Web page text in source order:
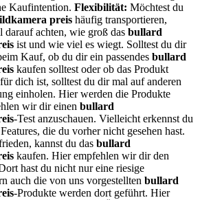
Kaufintention. Flexibilität: Möchtest du
preis häufig transportieren,
darauf achten, wie groß das bullard
ist und wie viel es wiegt. Solltest du dir
Kauf, ob du dir ein passendes bullard
kaufen solltest oder ob das Produkt
dich ist, solltest du dir mal auf anderen
einholen. Hier werden die Produkte
wir dir einen bullard
-Test anzuschauen. Vielleicht erkennst du
die du vorher nicht gesehen hast.
kannst du das bullard
kaufen. Hier empfehlen wir dir den
hast du nicht nur eine riesige
auch die von uns vorgestellten bullard
-Produkte werden dort geführt. Hier